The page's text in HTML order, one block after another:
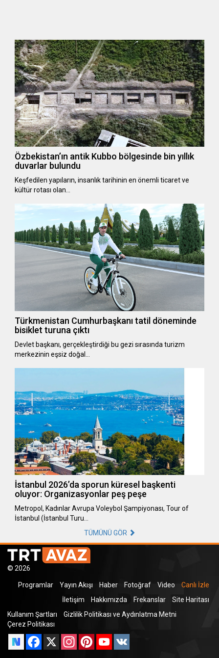
Özbekistan’ın antik Kubbo bölgesinde bin yıllık
duvarlar bulundu
Keşfedilen yapıların, insanlık tarihinin en önemli ticaret ve
kültür rotası olan…
Türkmenistan Cumhurbaşkanı tatil döneminde
bisiklet turuna çıktı
Devlet başkanı, gerçekleştirdiği bu gezi sırasında turizm
merkezinin eşsiz doğal…
İstanbul 2026’da sporun küresel başkenti
oluyor: Organizasyonlar peş peşe
Metropol, Kadınlar Avrupa Voleybol Şampiyonası, Tour of
İstanbul (İstanbul Turu…
TÜMÜNÜ GÖR
© 2026
Programlar Yayın Akışı Haber Fotoğraf Video
Canlı İzle
İletişim
Hakkımızda Frekanslar
Site Haritası
Kullanım Şartları
Gizlilik Politikası ve Aydınlatma Metni
Çerez Politikası
Facebook
X InstagramPinterestYouTube